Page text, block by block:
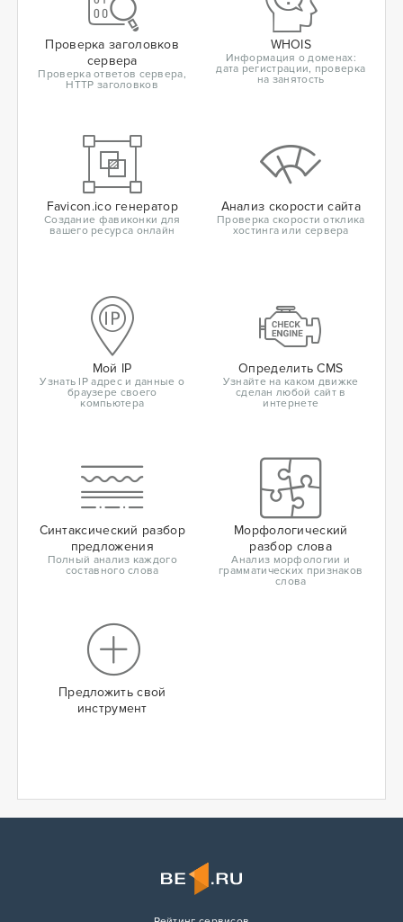
Проверка заголовков
сервера
Проверка ответов сервера,
HTTP заголовков
WHOIS
Информация о доменах:
дата регистрации, проверка
на занятость
Favicon.ico генератор
Создание фавиконки для
вашего ресурса онлайн
Анализ скорости сайта
Проверка скорости отклика
хостинга или сервера
Мой IP
Узнать IP адрес и данные о
браузере своего
компьютера
Определить CMS
Узнайте на каком движке
сделан любой сайт в
интернете
Синтаксический разбор
предложения
Полный анализ каждого
составного слова
Морфологический
разбор слова
Анализ морфологии и
грамматических признаков
слова
Предложить свой
инструмент